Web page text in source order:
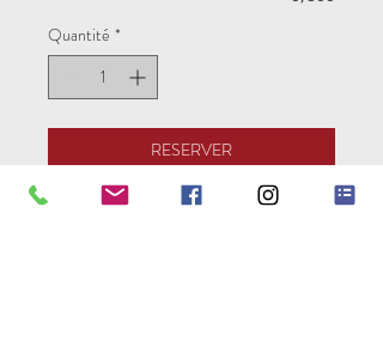
Quantité *
RESERVER
Pour réserver votre séjour vous avez la